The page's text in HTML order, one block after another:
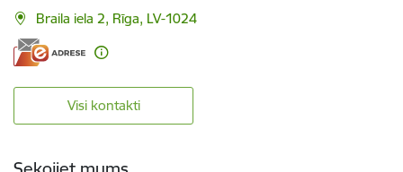
Braila iela 2, Rīga, LV-1024
Visi kontakti